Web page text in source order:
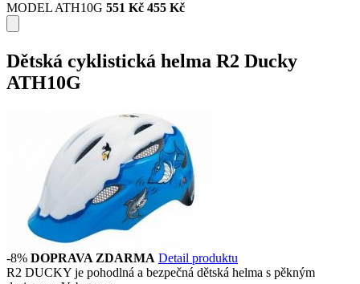
MODEL ATH10G 551 Kč 455 Kč
Dětská cyklistická helma R2 Ducky
ATH10G
-8% DOPRAVA ZDARMA Detail produktu
R2 DUCKY je pohodlná a bezpečná dětská helma s pěkným